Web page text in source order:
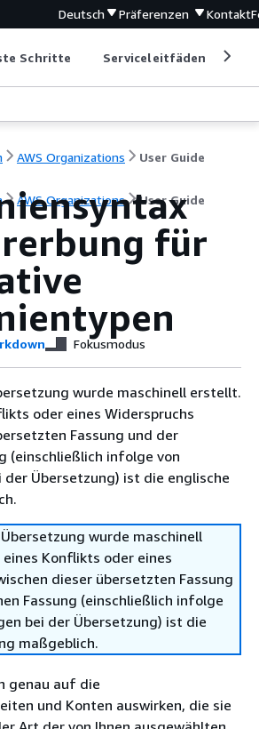
Deutsch Präferenzen Kontakt
Schritte Serviceleitfäden
AWS Organizations User Guide
AWS Organizations User Guide
für
Fokusmodus
wurde maschinell erstellt.
oder eines Widerspruchs
Fassung und der
(einschließlich infolge von
der Übersetzung) ist die englische
wurde maschinell
Konflikts oder eines
dieser übersetzten Fassung
Fassung (einschließlich infolge
bei der Übersetzung) ist die
maßgeblich.
genau auf die
und Konten auswirken, die sie